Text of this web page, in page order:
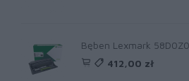
Bęben Lexmark
412,00 zł